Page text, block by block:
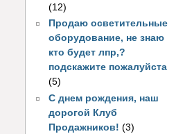
(12)
Продаю осветительные
оборудование, не знаю
кто будет лпр,?
подскажите пожалуйста
(5)
С днем рождения, наш
дорогой Клуб
Продажников! (3)